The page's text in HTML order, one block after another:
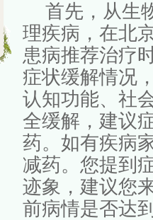
首先，从生
理疾病，在北
患病推荐治疗
症状缓解情况
认知功能、社
全缓解，建议
药。如有疾病
减药。您提到
迹象，建议您
前病情是否达